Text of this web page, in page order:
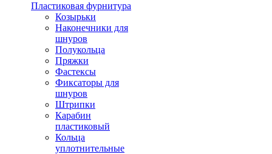
Пластиковая фурнитура
Козырьки
Наконечники для
шнуров
Полукольца
Пряжки
Фастексы
Фиксаторы для
шнуров
Штрипки
Карабин
пластиковый
Кольца
уплотнительные